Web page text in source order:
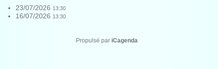
23/07/2026 13:30
16/07/2026 13:30
Propulsé par iCagenda